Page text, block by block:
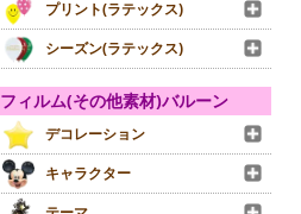
プリント(ラテックス)
シーズン(ラテックス)
フィルム(その他素材)バルーン
デコレーション
キャラクター